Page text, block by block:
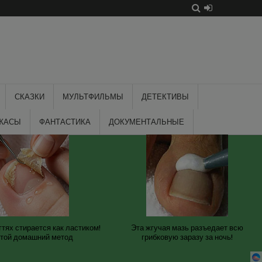
СКАЗКИ МУЛЬТФИЛЬМЫ ДЕТЕКТИВЫ
ФАНТАСТИКА ДОКУМЕНТАЛЬНЫЕ
стирается как ластиком!
домашний метод
Эта жгучая мазь разъедает всю
грибковую заразу за ночь!